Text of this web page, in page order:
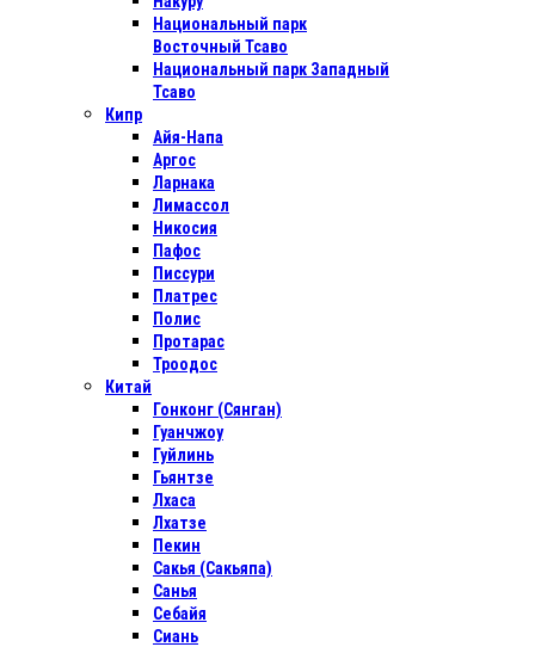
Национальный парк
Восточный Тсаво
Национальный парк Западный
Тсаво
Кипр
Айя-Напа
Аргос
Ларнака
Лимассол
Никосия
Пафос
Писсури
Платрес
Полис
Протарас
Троодос
Китай
Гонконг (Сянган)
Гуанчжоу
Гуйлинь
Гьянтзе
Лхаса
Лхатзе
Пекин
Сакья (Сакьяпа)
Санья
Себайя
Сиань